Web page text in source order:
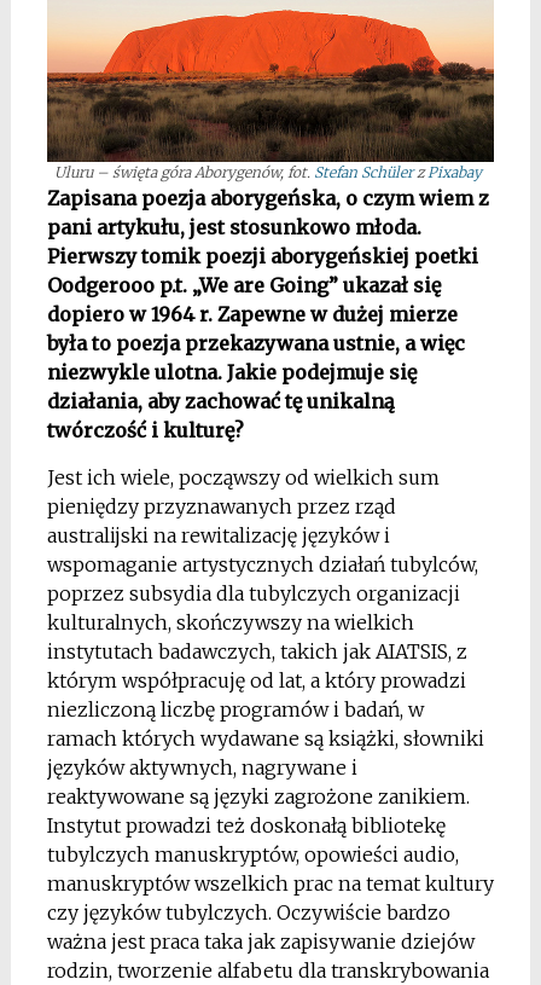
Uluru – święta góra Aborygenów, fot. Stefan SchülerzPixabay
Zapisana poezja aborygeńska, o czym wiem z
pani artykułu, jest stosunkowo młoda.
Pierwszy tomik poezji aborygeńskiej poetki
Oodgerooo p.t. „We are Going” ukazał się
dopiero w 1964 r. Zapewne w dużej mierze
była to poezja przekazywana ustnie, a więc
niezwykle ulotna. Jakie podejmuje się
działania, aby zachować tę unikalną
twórczość i kulturę?
Jest ich wiele, począwszy od wielkich sum
pieniędzy przyznawanych przez rząd
australijski na rewitalizację języków i
wspomaganie artystycznych działań tubylców,
poprzez subsydia dla tubylczych organizacji
kulturalnych, skończywszy na wielkich
instytutach badawczych, takich jak AIATSIS, z
którym współpracuję od lat, a który prowadzi
niezliczoną liczbę programów i badań, w
ramach których wydawane są książki, słowniki
języków aktywnych, nagrywane i
reaktywowane są języki zagrożone zanikiem.
Instytut prowadzi też doskonałą bibliotekę
tubylczych manuskryptów, opowieści audio,
manuskryptów wszelkich prac na temat kultury
czy języków tubylczych. Oczywiście bardzo
ważna jest praca taka jak zapisywanie dziejów
rodzin, tworzenie alfabetu dla transkrybowania